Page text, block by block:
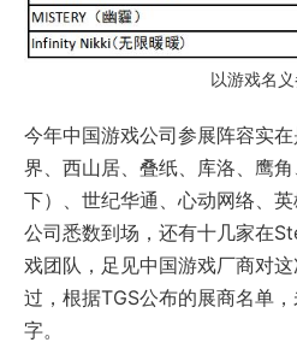
以游戏名
今年中国游戏公司参展阵容实
界、西山居、叠纸、库洛、鹰
下）、世纪华通、心动网络、
公司悉数到场，还有十几家在
戏团队，足见中国游戏厂商对
过，根据TGS公布的展商名单
字。